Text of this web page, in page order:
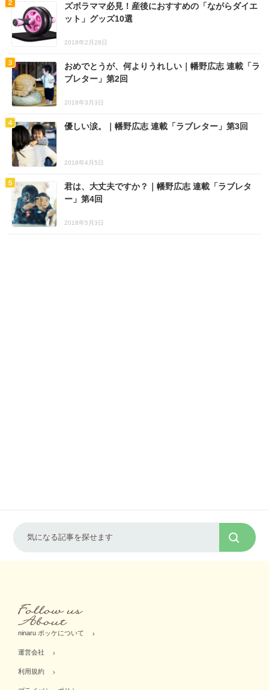
ズボラママ必見！産後におすすめの「ながらダイエ
ット」グッズ10選
2018年2月28日
おめでとうが、何よりうれしい｜幡野広志 連載「ラ
ブレター」第2回
2018年3月3日
優しい涙。｜幡野広志 連載「ラブレター」第3回
2018年4月5日
君は、大丈夫ですか？｜幡野広志 連載「ラブレタ
ー」第4回
2018年5月3日
ninaru ポッケについて
運営会社
利用規約